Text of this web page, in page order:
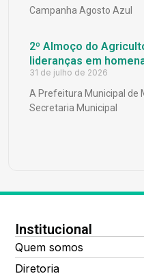
Campanha Agosto Azul
2º Almoço do
lideranças em
31 de julho de 2026
A Prefeitura Municipal de
Secretaria Municipal
Institucional
Quem somos
Diretoria